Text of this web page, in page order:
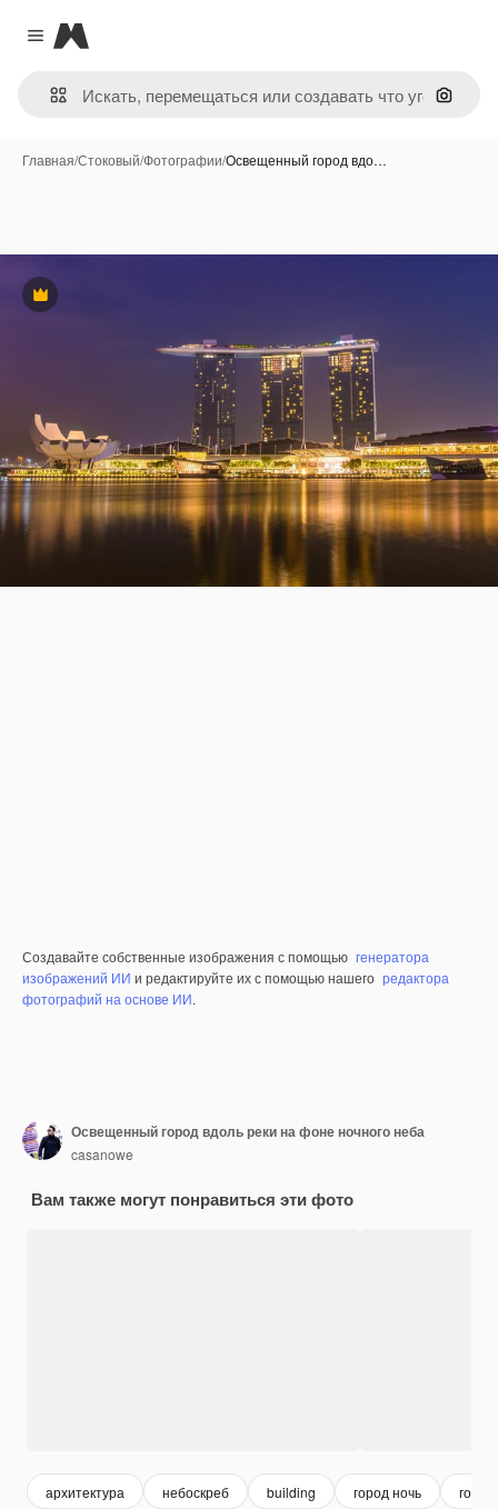
Close menu
Magnific
Поиск
Главная/Стоковый/Фотографии/Освещенный город вдо…
Премиум
Создавайте собственные изображения с помощью генератора
изображений ИИ и редактируйте их с помощью нашего редактора
фотографий на основе ИИ.
Освещенный город вдоль реки на фоне ночного неба
casanowe
Вам также могут понравиться эти фото
архитектура небоскреб building город ночь город